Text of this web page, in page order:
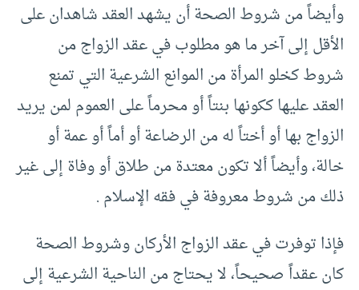
وأيضاً من شروط الصحة أن يشهد العقد شاهدان على
الأقل إلى آخر ما هو مطلوب في عقد الزواج من
شروط كخلو المرأة من الموانع الشرعية التي تمنع
العقد عليها ككونها بنتاً أو محرماً على العموم لمن يريد
الزواج بها أو أختاً له من الرضاعة أو أماً أو عمة أو
خالة، وأيضاً ألا تكون معتدة من طلاق أو وفاة إلى غير
ذلك من شروط معروفة في فقه الإسلام .
فإذا توفرت في عقد الزواج الأركان وشروط الصحة
كان عقداً صحيحاً، لا يحتاج من الناحية الشرعية إلى